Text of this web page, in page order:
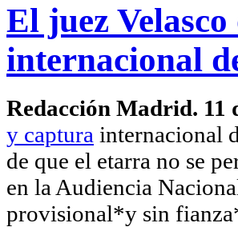
El juez
internacional
Redacción Madrid. 11
y captura internacional
de que el etarra no se
en la Audiencia
provisional*y sin